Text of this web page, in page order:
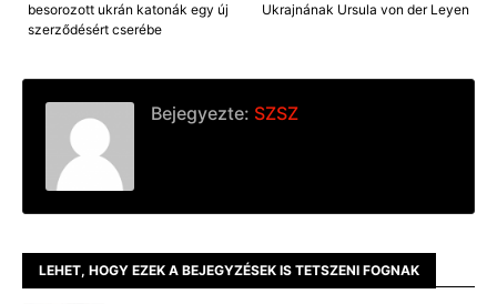
Ukrajnának Ursula von der Leyen
besorozott ukrán katonák egy új
szerződésért cserébe
Bejegyezte: SZSZ
LEHET, HOGY EZEK A BEJEGYZÉSEK IS TETSZENI FOGNAK